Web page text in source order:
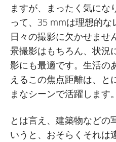
ますが、まったく気にな
って、35 mmは理想的な
日々の撮影に欠かせま
景撮影はもちろん、状況
影にも最適です。生活の
えるこの焦点距離は、と
まなシーンで活躍します。
とは言え、建築物などの
いうと、おそらくそれは